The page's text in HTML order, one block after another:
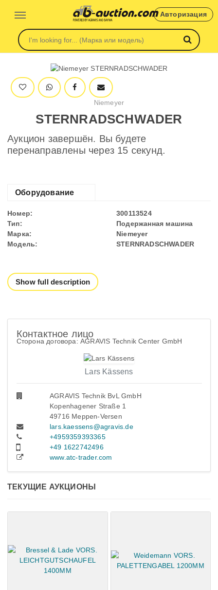
Авторизация
Niemeyer
STERNRADSCHWADER
Аукцион завершён. Вы будете
перенаправлены через 15 секунд.
Оборудование
Номер:
300113524
Тип:
Подержанная машина
Марка:
Niemeyer
Модель:
STERNRADSCHWADER
Show full description
Контактное лицо
Сторона договора: AGRAVIS Technik Center GmbH
Lars Kässens
AGRAVIS Technik BvL GmbH
Kopenhagener Straße 1
49716 Meppen-Versen
lars.kaessens@agravis.de
+4959359393365
+49 1622742496
www.atc-trader.com
ТЕКУЩИЕ АУКЦИОНЫ